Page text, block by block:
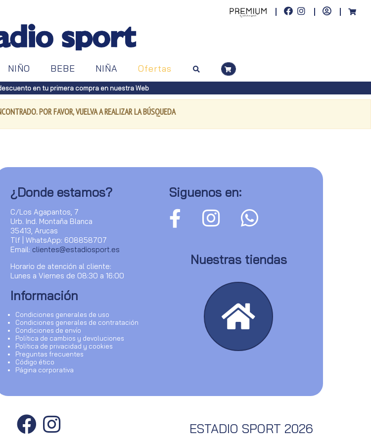
NIÑO BEBE NIÑA Ofertas
en tu primera compra en nuestra Web
POR FAVOR, VUELVA A REALIZAR LA BÚSQUEDA
¿Donde estamos?
C/Los Agapantos, 7
Urb. Ind. Montaña Blanca
35413, Arucas
Tlf | WhatsApp: 608858707
Email: clientes@estadiosport.es
Horario de atención al cliente:
Lunes a Viernes de 08:30 a 16:00
Información
Condiciones generales de uso
Condiciones generales de contratación
Condiciones de envío
Política de cambios y devoluciones
Política de privacidad y cookies
Preguntas frecuentes
Código ético
Página corporativa
Siguenos en:
Nuestras tiendas
ESTADIO SPORT 2026